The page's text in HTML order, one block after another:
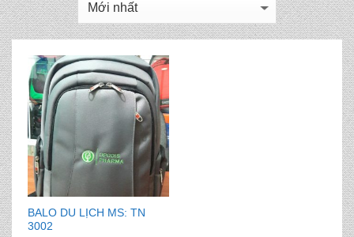
BALO DU LỊCH MS: TN
3002